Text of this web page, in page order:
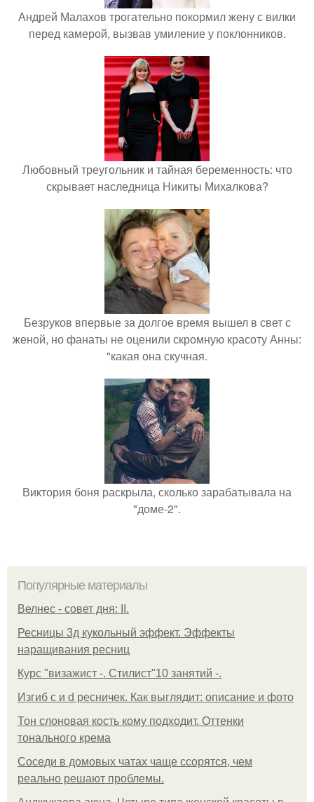
Андрей Малахов трогательно покормил жену с вилки
перед камерой, вызвав умиление у поклонников.
Любовный треугольник и тайная беременность: что
скрывает наследница Никиты Михалкова?
Безруков впервые за долгое время вышел в свет с
женой, но фанаты не оценили скромную красоту Анны:
"какая она скучная.
Виктория боня раскрыла, сколько зарабатывала на
"доме-2".
Популярные материалы
Велнес - совет дня: II.
Ресницы 3д кукольный эффект. Эффекты
наращивания ресниц
Курс "визажист -. Стилист"10 занятий -.
Изгиб c и d ресничек. Как выглядит: описание и фото
Тон слоновая кость кому подходит. Оттенки
тонального крема
Соседи в домовых чатах чаще ссорятся, чем
реально решают проблемы.